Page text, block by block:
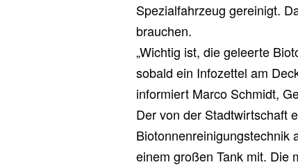
Spezialfahrzeug gereinigt.
brauchen.
„Wichtig ist, die geleerte
sobald ein Infozettel am
informiert Marco Schmidt,
Der von der Stadtwirtschaft
Biotonnenreinigungstechnik
einem großen Tank mit. Die